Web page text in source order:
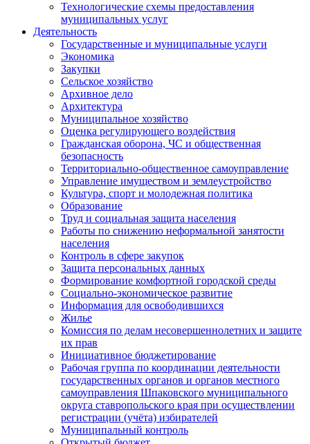
Технологические схемы предоставления
муниципальных услуг
Деятельность
Государственные и муниципальные услуги
Экономика
Закупки
Сельское хозяйство
Архивное дело
Архитектура
Муниципальное хозяйство
Оценка регулирующего воздействия
Гражданская оборона, ЧС и общественная
безопасность
Территориально-общественное самоуправление
Управление имуществом и землеустройство
Культура, спорт и молодежная политика
Образование
Труд и социальная защита населения
Работы по снижению неформальной занятости
населения
Контроль в сфере закупок
Защита персональных данных
Формирование комфортной городской среды
Социально-экономическое развитие
Информация для освободившихся
Жилье
Комиссия по делам несовершеннолетних и защите
их прав
Инициативное бюджетирование
Рабочая группа по координации деятельности
государственных органов и органов местного
самоуправления Шпаковского муниципального
округа ставропольского края при осуществлении
регистрации (учёта) избирателей
Муниципальный контроль